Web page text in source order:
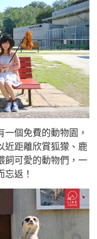
個免費的動物園，
近距離欣賞狐獴 、鹿
飼可愛的動物們，一
返！